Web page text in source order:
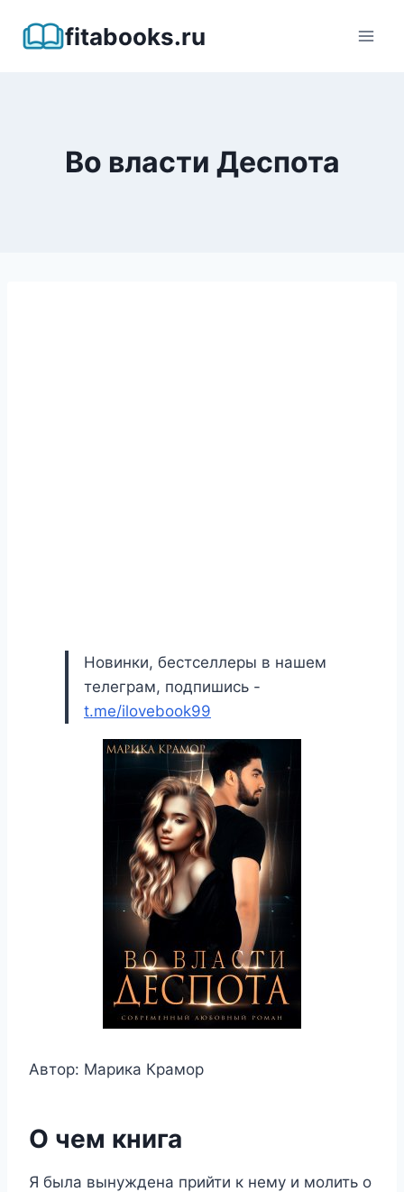
fitabooks.ru
Во власти Деспота
Новинки, бестселлеры в нашем
телеграм, подпишись -
t.me/ilovebook99
Автор: Марика Крамор
О чем книга
Я была вынуждена прийти к нему и молить о